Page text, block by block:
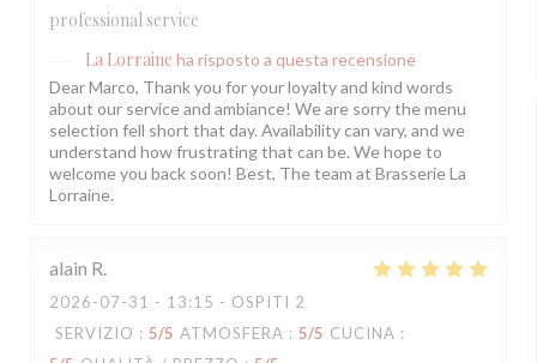
professional service
La Lorraine ha risposto a questa recensione
Dear Marco, Thank you for your loyalty and kind words
about our service and ambiance! We are sorry the menu
selection fell short that day. Availability can vary, and we
understand how frustrating that can be. We hope to
welcome you back soon! Best, The team at Brasserie La
Lorraine.
alain R
2026-07-31 - 13:15 - OSPITI 2
SERVIZIO : 5/5 ATMOSFERA : 5/5 CUCINA :